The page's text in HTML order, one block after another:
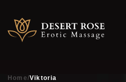
Home/Viktoria